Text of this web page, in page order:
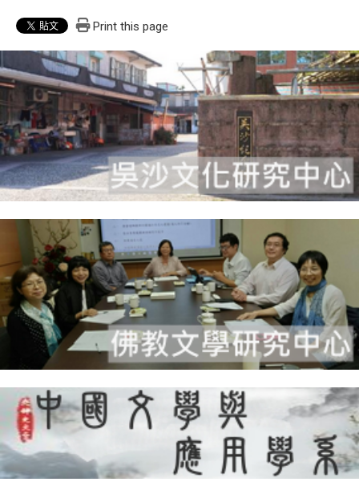
Print this page